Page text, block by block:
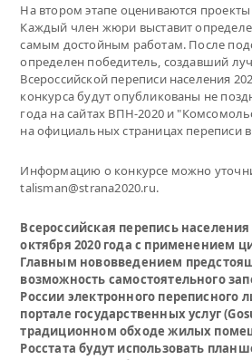
На втором этапе оцениваются
Каждый член жюри выставит
самым достойным работам. После
определен победитель, создавший
Всероссийской переписи населения
конкурса будут опубликованы не
года на сайтах ВПН-2020 и
на официальных страницах переписи в
Информацию о конкурсе можно
talisman@strana2020.ru.
Всероссийская перепись населения
октября 2020 года с применением
Главным нововведением
возможность самостоятельного
России электронного переписного
портале государственных услуг
традиционном обходе жилых
Росстата будут использовать